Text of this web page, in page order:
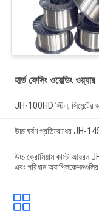
হার্ড ফেসিং ওয়েল্ডিং ওয়্যার
JH-100HD স্টিল, সিমেন্টের
উচ্চ ঘর্ষণ প্রতিরোধের JH-145
উচ্চ ক্রোমিয়াম কাস্ট আয়রন
এবং পরিধান